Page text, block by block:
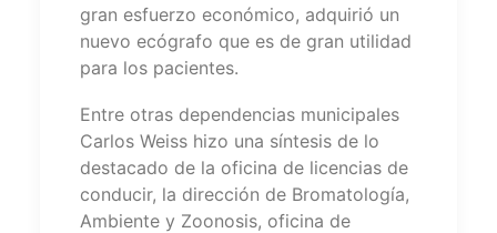
gran esfuerzo económico, adquirió un
nuevo ecógrafo que es de gran utilidad
para los pacientes.
Entre otras dependencias municipales
Carlos Weiss hizo una síntesis de lo
destacado de la oficina de licencias de
conducir, la dirección de Bromatología,
Ambiente y Zoonosis, oficina de